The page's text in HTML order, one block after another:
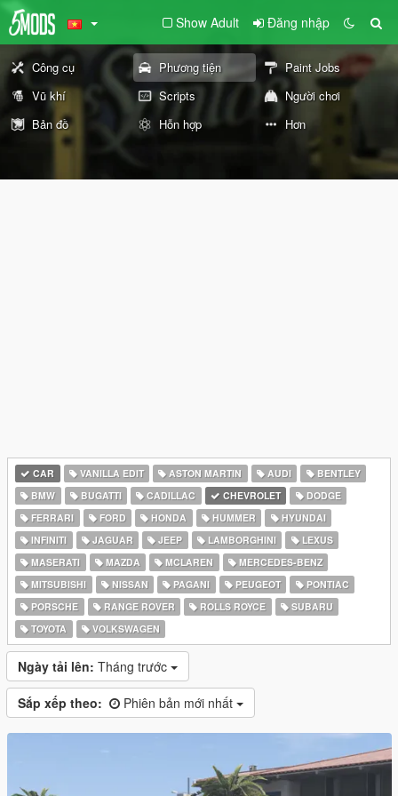
Show Adult Đăng nhập
Công cụ Phương tiện
Paint Jobs
Vũ khí
Scripts
Người chơi
Bản đồ
Hỗn hợp Hơn
CAR VANILLA EDIT ASTON MARTIN AUDI
BENTLEY
BMW
BUGATTI CADILLAC CHEVROLET
DODGE
FERRARI
FORD HONDA HUMMER
HYUNDAI
INFINITI
JAGUAR JEEP LAMBORGHINI
LEXUS
MASERATI
MAZDA MCLAREN
MERCEDES-BENZ
MITSUBISHI
NISSAN PAGANI PEUGEOT
PONTIAC
PORSCHE
RANGE ROVER ROLLS ROYCE
SUBARU
TOYOTA
VOLKSWAGEN
Ngày tải lên: Tháng trước
Sắp xếp theo: Phiên bản mới nhất